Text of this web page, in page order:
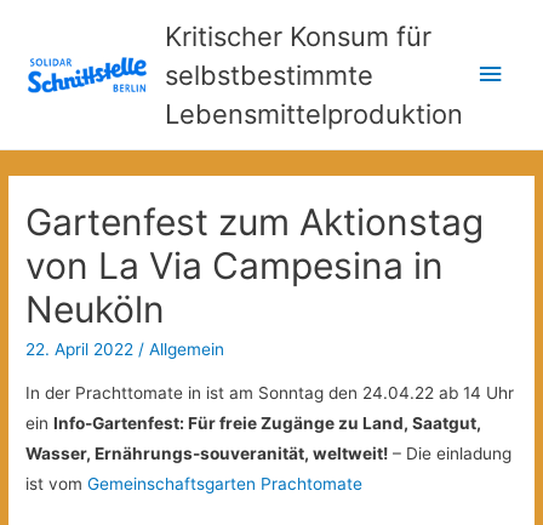
Kritischer Konsum für
selbstbestimmte
Lebensmittelproduktion
Gartenfest zum Aktionstag
von La Via Campesina in
Neuköln
22. April 2022 /Allgemein
In der Prachttomate in ist am Sonntag den 24.04.22 ab 14 Uhr
einInfo-Gartenfest: Für freie Zugänge zu Land, Saatgut,
Wasser, Ernährungs-souveranität, weltweit! – Die einladung
ist vomGemeinschaftsgarten Prachtomate